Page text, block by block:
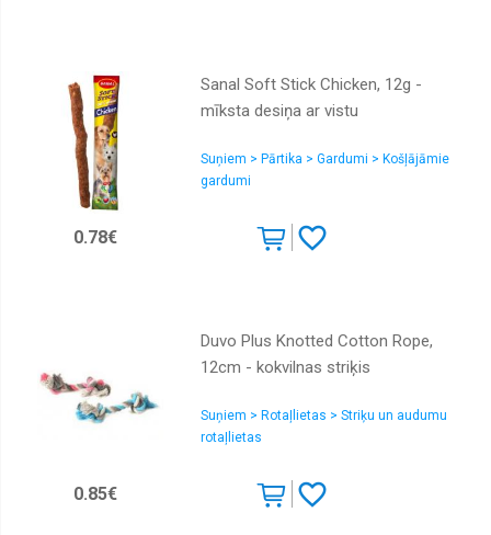
Sanal Soft Stick Chicken, 12g -
mīksta desiņa ar vistu
Suņiem > Pārtika > Gardumi > Košļājāmie
gardumi
0.78€
Duvo Plus Knotted Cotton Rope,
12cm - kokvilnas striķis
Suņiem > Rotaļlietas > Striķu un audumu
rotaļlietas
0.85€